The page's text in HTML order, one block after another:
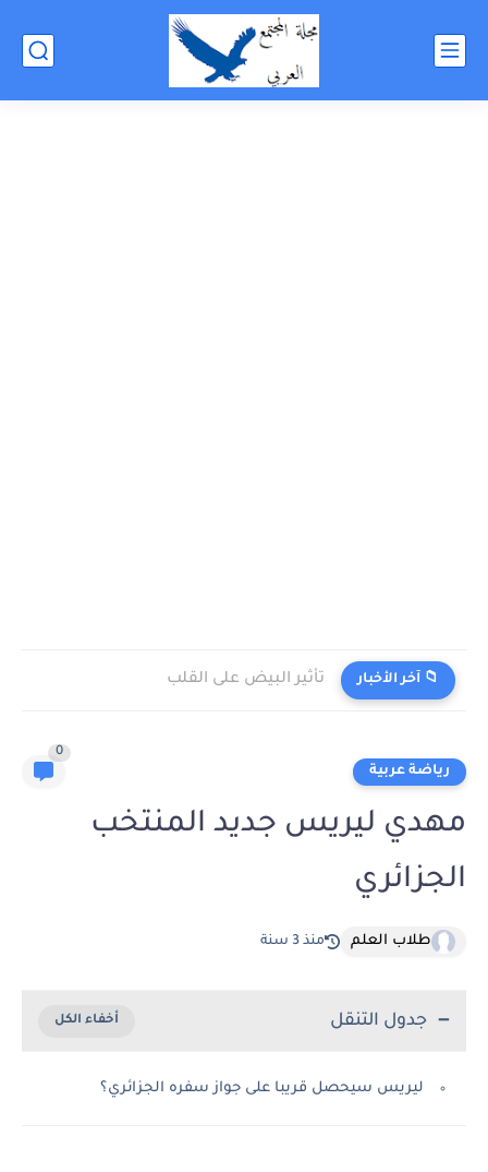
📁 آخر الأخبار تأثير البيض على القلب
رياضة عربية
0
مهدي ليريس جديد المنتخب
الجزائري
طلاب العلم منذ 3 سنة
جدول التنقل
ليريس سيحصل قريبا على جواز سفره الجزائري؟